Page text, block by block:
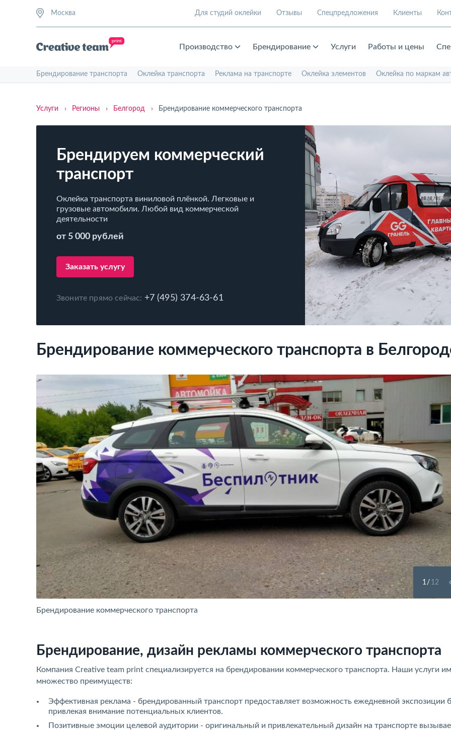
Москва Для студий оклейки Отзывы Спецпредложения Клиенты
Производство Брендирование Услуги Работы и цены
Брендирование транспорта Оклейка транспорта Реклама на транспорте Оклейка элементов Оклейка по маркам
Услуги › Регионы › Белгород › Брендирование коммерческого транспорта
Брендируем коммерческий
транспорт
Оклейка транспорта виниловой плёнкой. Легковые и
грузовые автомобили. Любой вид коммерческой
деятельности
от 5 000 рублей
Заказать услугу
Звоните прямо сейчас: +7 (495) 374-63-61
Брендирование коммерческого транспорта в
Брендирование коммерческого транспорта
1/12
Брендирование, дизайн рекламы коммерческого транспорта
Компания Creative team print специализируется на брендировании коммерческого транспорта. Наши услуги
множество преимуществ:
Эффективная реклама - брендированный транспорт предоставляет возможность ежедневной экспозиции
привлекая внимание потенциальных клиентов.
Позитивные эмоции целевой аудитории - оригинальный и привлекательный дизайн на транспорте